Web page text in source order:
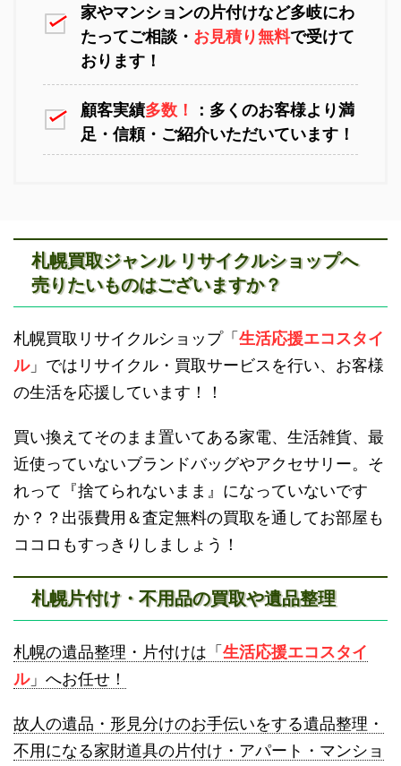
八雲町不用品回収 古平町不用品回収
積丹町不用品回収 京極町不用品回収
蘭越町不用品回収 黒松内町不用品回収
苫小牧不用品回収 室蘭不用品回収
砂川不用品回収 帯広・十勝不用品回収
家やマンションの片付けなど多岐にわ
たってご相談・ お見積り無料で受けて
おります！
顧客実績多数！
：多くのお客様より満
足・信頼・ご紹介いただいています！
札幌買取ジャンル リサイクルショップへ
売りたいものはございますか？
札幌買取リサイクルショップ「生活応援エコスタイ
ル」ではリサイクル・買取サービスを行い、お客様
の生活を応援しています！！
買い換えてそのまま置いてある家電、生活雑貨、最
近使っていないブランドバッグやアクセサリー。そ
れって『捨てられないまま』になっていないです
か？？出張費用＆査定無料の買取を通してお部屋も
ココロもすっきりしましょう！
札幌片付け・不用品の買取や遺品整理
札幌の遺品整理・片付けは「生活応援エコスタイ
ル」へお任せ！
故人の遺品・形見分けのお手伝いをする遺品整理・
不用になる家財道具の片付け・アパート・マンショ